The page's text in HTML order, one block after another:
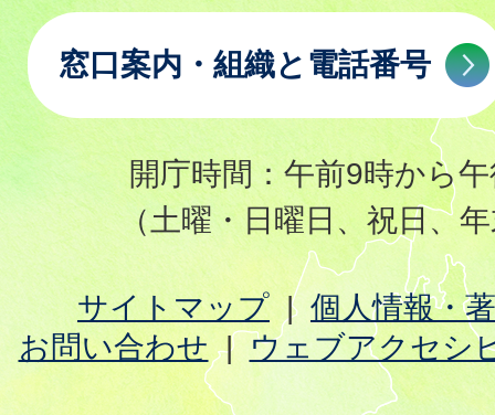
窓口案内・組織と電話番号
開庁時間：午前9時から
（土曜・日曜日、祝日、
サイトマップ
個人情報・
お問い合わせ
ウェブアクセシ